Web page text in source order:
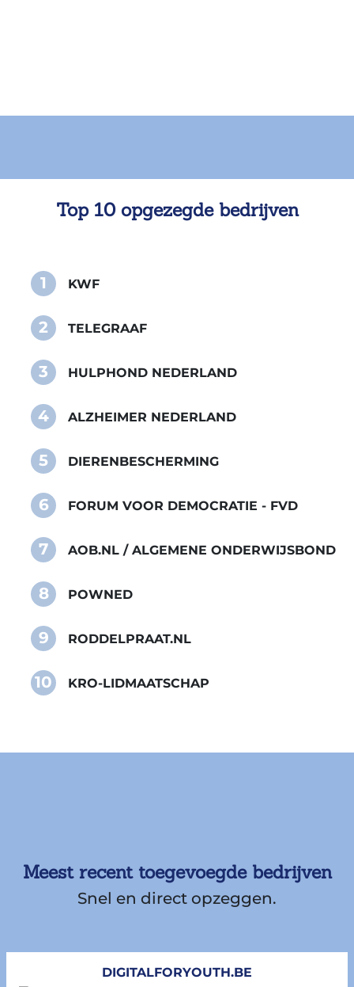
Top 10 opgezegde bedrijven
1 KWF
2 TELEGRAAF
3 HULPHOND NEDERLAND
4 ALZHEIMER NEDERLAND
5 DIERENBESCHERMING
6 FORUM VOOR DEMOCRATIE - FVD
7 AOB.NL / ALGEMENE ONDERWIJSBOND
8 POWNED
9 RODDELPRAAT.NL
10 KRO-LIDMAATSCHAP
Meest recent toegevoegde bedrijven
Snel en direct opzeggen.
DIGITALFORYOUTH.BE